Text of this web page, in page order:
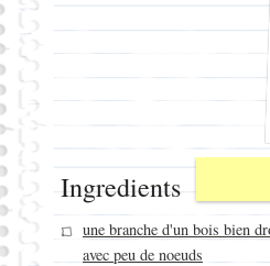
Ingredients
une branche d'un bois bien
avec peu de noeuds